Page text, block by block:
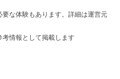
な体験もあります。詳細は運営元
情報として掲載します